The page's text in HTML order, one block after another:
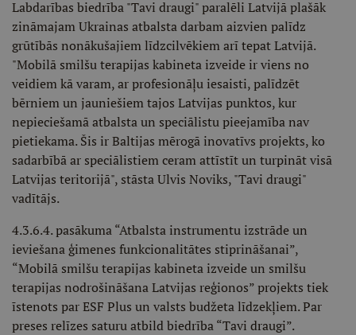
Labdarības biedrība "Tavi draugi" paralēli Latvijā plašāk
zināmajam Ukrainas atbalsta darbam aizvien palīdz
grūtībās nonākušajiem līdzcilvēkiem arī tepat Latvijā.
"Mobilā smilšu terapijas kabineta izveide ir viens no
veidiem kā varam, ar profesionāļu iesaisti, palīdzēt
bērniem un jauniešiem tajos Latvijas punktos, kur
nepieciešamā atbalsta un speciālistu pieejamība nav
pietiekama. Šis ir Baltijas mērogā inovatīvs projekts, ko
sadarbībā ar speciālistiem ceram attīstīt un turpināt visā
Latvijas teritorijā", stāsta Ulvis Noviks, "Tavi draugi"
vadītājs.
4.3.6.4. pasākuma “Atbalsta instrumentu izstrāde un
ieviešana ģimenes funkcionalitātes stiprināšanai”,
“Mobilā smilšu terapijas kabineta izveide un smilšu
terapijas nodrošināšana Latvijas reģionos” projekts tiek
īstenots par ESF Plus un valsts budžeta līdzekļiem. Par
preses relīzes saturu atbild biedrība “Tavi draugi”.